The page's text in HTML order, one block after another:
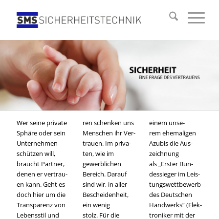
Wer sei­ne pri­va­te
Sphä­re oder sein
Unter­neh­men
schüt­zen will,
braucht Part­ner,
denen er ver­trau­
en kann. Geht es
doch hier um die
Trans­pa­renz von
Lebens­stil und
ren schen­ken uns
Men­schen ihr Ver­
trau­en. Im pri­va­
ten, wie im
gewerb­li­chen
Bereich. Dar­auf
sind wir, in aller
Beschei­den­heit,
ein wenig
stolz. Für die
einem unse­
rem ehe­ma­li­gen
Azu­bis die Aus­
zeich­nung
als „Ers­ter Bun­
des­sie­ger im Leis­
tungs­wett­be­werb
des Deut­schen
Hand­werks“ (Elek­
tro­ni­ker mit der